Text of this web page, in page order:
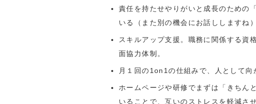
責任を持たせやりがいと成長のための
いる（また別の機会にお話ししますね）
スキルアップ支援。職務に関係する資
面協力体制。
月１回の1on1の仕組みで、人として向
ホームページや研修でまずは「きちん
いることで、互いのストレスを軽減さ